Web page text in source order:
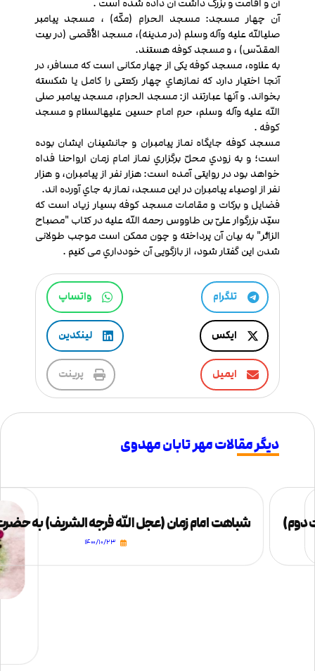
آن و اقامت و بزرگ داشت‏ آن داده شده‏ است .
آن چهار مسجد: مسجد الحرام (مکّه) ، مسجد پیامبر
صلی‏الله علیه وآله وسلم (در مدینه)، مسجد الأقصی (در بیت
المقدّس) ، و مسجد کوفه هستند.
به علاوه، مسجد کوفه یکی از چهار مکانی است که مسافر، در
آن‏جا اختیار دارد که نمازهاي چهار رکعتی را کامل یا شکسته
بخواند. و آنها عبارتند از: مسجد الحرام، مسجد پیامبر صلی
‏الله علیه وآله وسلم، حرم امام حسین علیه‏السلام و مسجد
کوفه .
مسجد کوفه جایگاه نماز پیامبران و جانشینان ایشان بوده
‏است؛ و به زودي محلّ برگزاري نماز امام زمان ارواحنا فداه
خواهد بود در روایتی آمده ‏است: هزار نفر از پیامبران، و هزار
نفر از اوصیاء پیامبران در این مسجد، نماز به جاي آورده ‏اند.
فضایل و برکات و مقامات مسجد کوفه بسیار زیاد است که
سیّد بزرگوار علیّ بن طاووس رحمه الله علیه در کتاب "مصباح
الزائر" به بیان آن پرداخته و چون ممکن است موجب طولانی
شدن این گفتار شود، از بازگویی آن خودداري می کنیم .
تلگرام واتساپ
ایکس لینکدین
ایمیل پرینت
دیگر مقالات مهر تابان مهدوی
شباهت امام زمان (عجل الله فرجه الشریف) به
۱۴۰۰/۱۰/۲۳